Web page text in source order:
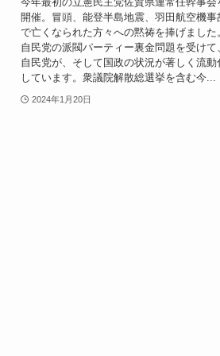
開催。冒頭、能登半島地震、羽田航空機事
で亡くなられた方々への黙祷を捧げました
自民党の派閥パーティー裏金問題を受けて
自民党が、そして国政の状況が著しく流動
しています。衆議院解散総選挙を含む今...
2024年1月20日